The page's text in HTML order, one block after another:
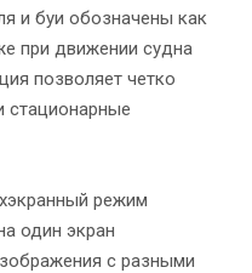
и буи обозначены как
при движении судна
позволяет четко
стационарные
режим
один экран
с разными